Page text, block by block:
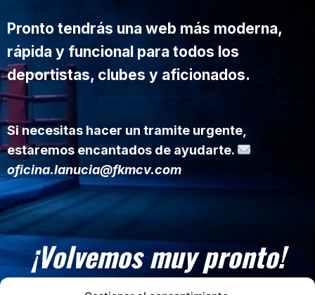
Pronto tendrás una web más moderna,
rápida y funcional para todos los
deportistas, clubes y aficionados.
Si necesitas hacer un tramite urgente,
estaremos encantados de ayudarte.
oficina.lanucia@fkmcv.com
¡Volvemos muy pronto!